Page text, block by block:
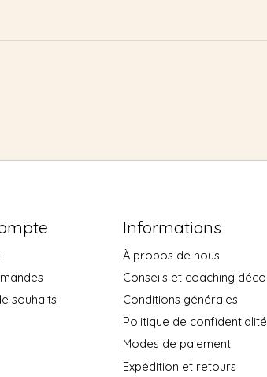
souhaits
Informations
À propos de nous
Conseils et coaching déco
Conditions générales
Politique de confidentialité
Modes de paiement
Expédition et retours